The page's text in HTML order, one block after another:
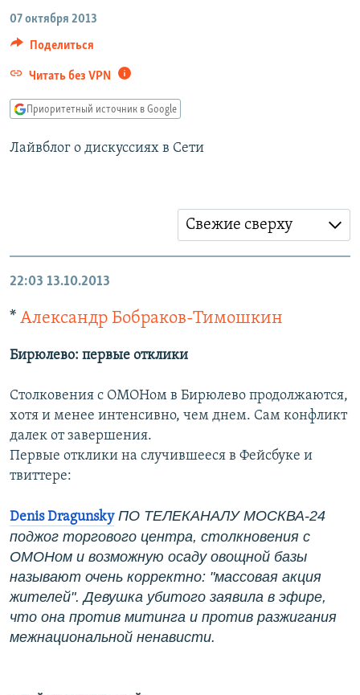
РАСПИСАНИЕ ВЕЩАНИЯ
ПОДПИШИТЕСЬ НА РАССЫЛКУ
07 октября 2013
Поделиться
Читать без VPN
Приоритетный источник в Google
Лайвблог о дискуссиях в Сети
Свежие сверху
22:03 13.10.2013
* Александр Бобраков-Тимошкин
Бирюлево: первые отклики
Столковения с ОМОНом в Бирюлево продолжаются,
хотя и менее интенсивно, чем днем. Сам конфликт
далек от завершения.
Первые отклики на случившееся в Фейсбуке и
твиттере:
Denis Dragunsky ПО ТЕЛЕКАНАЛУ МОСКВА-24
поджог торгового центра, столкновения с
ОМОНом и возможную осаду овощной базы
называют очень корректно: "массовая акция
жителей". Девушка убитого заявила в эфире,
что она против митинга и против разжигания
межнациональной ненависти.